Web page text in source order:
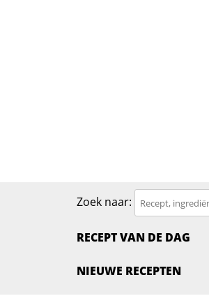
Zoek naar:
RECEPT VAN DE DAG
NIEUWE RECEPTEN